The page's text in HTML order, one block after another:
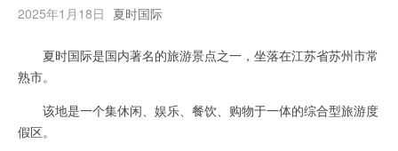
2025年1月18日 夏时国际
夏时国际是国内著名的旅游景点之一，坐落在江苏省苏州市常
熟市。
该地是一个集休闲、娱乐、餐饮、购物于一体的综合型旅游度
假区。